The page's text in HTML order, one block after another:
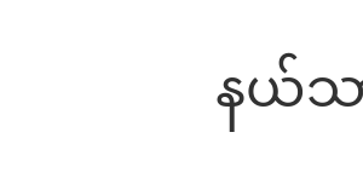
နယ်သ